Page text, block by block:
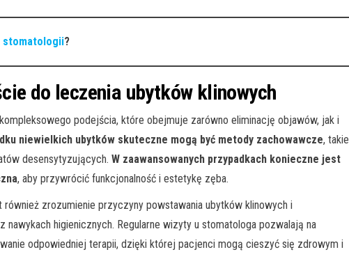
stomatologii?
do leczenia ubytków klinowych
podejścia, które obejmuje zarówno eliminację objawów, jak i
niewielkich ubytków skuteczne mogą być metody zachowawcze, takie
desensytyzujących. W zaawansowanych przypadkach konieczne jest
, aby przywrócić funkcjonalność i estetykę zęba.
zrozumienie przyczyny powstawania ubytków klinowych i
higienicznych. Regularne wizyty u stomatologa pozwalają na
odpowiedniej terapii, dzięki której pacjenci mogą cieszyć się zdrowym i